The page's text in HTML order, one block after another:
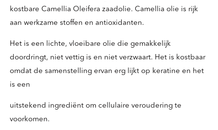
kostbare Camellia Oleifera zaadolie. Camellia olie is rijk
aan werkzame stoffen en antioxidanten.
Het is een lichte, vloeibare olie die gemakkelijk
doordringt, niet vettig is en niet verzwaart. Het is kostbaar
omdat de samenstelling ervan erg lijkt op keratine en het
is een
uitstekend ingrediënt om cellulaire veroudering te
voorkomen.